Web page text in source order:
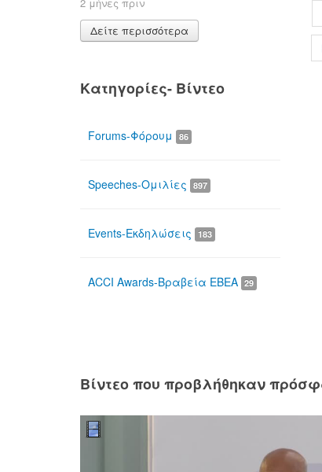
2 μήνες πριν
Δείτε περισσότερα
Κατηγορίες- Βίντεο
Forums-Φόρουμ 86
Speeches-Ομιλίες 897
Events-Εκδηλώσεις 183
ACCI Awards-Βραβεία ΕΒΕΑ 29
Βίντεο που προβλήθηκαν